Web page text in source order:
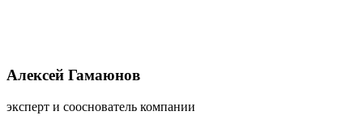
Алексей Гамаюнов
эксперт и сооснователь компании